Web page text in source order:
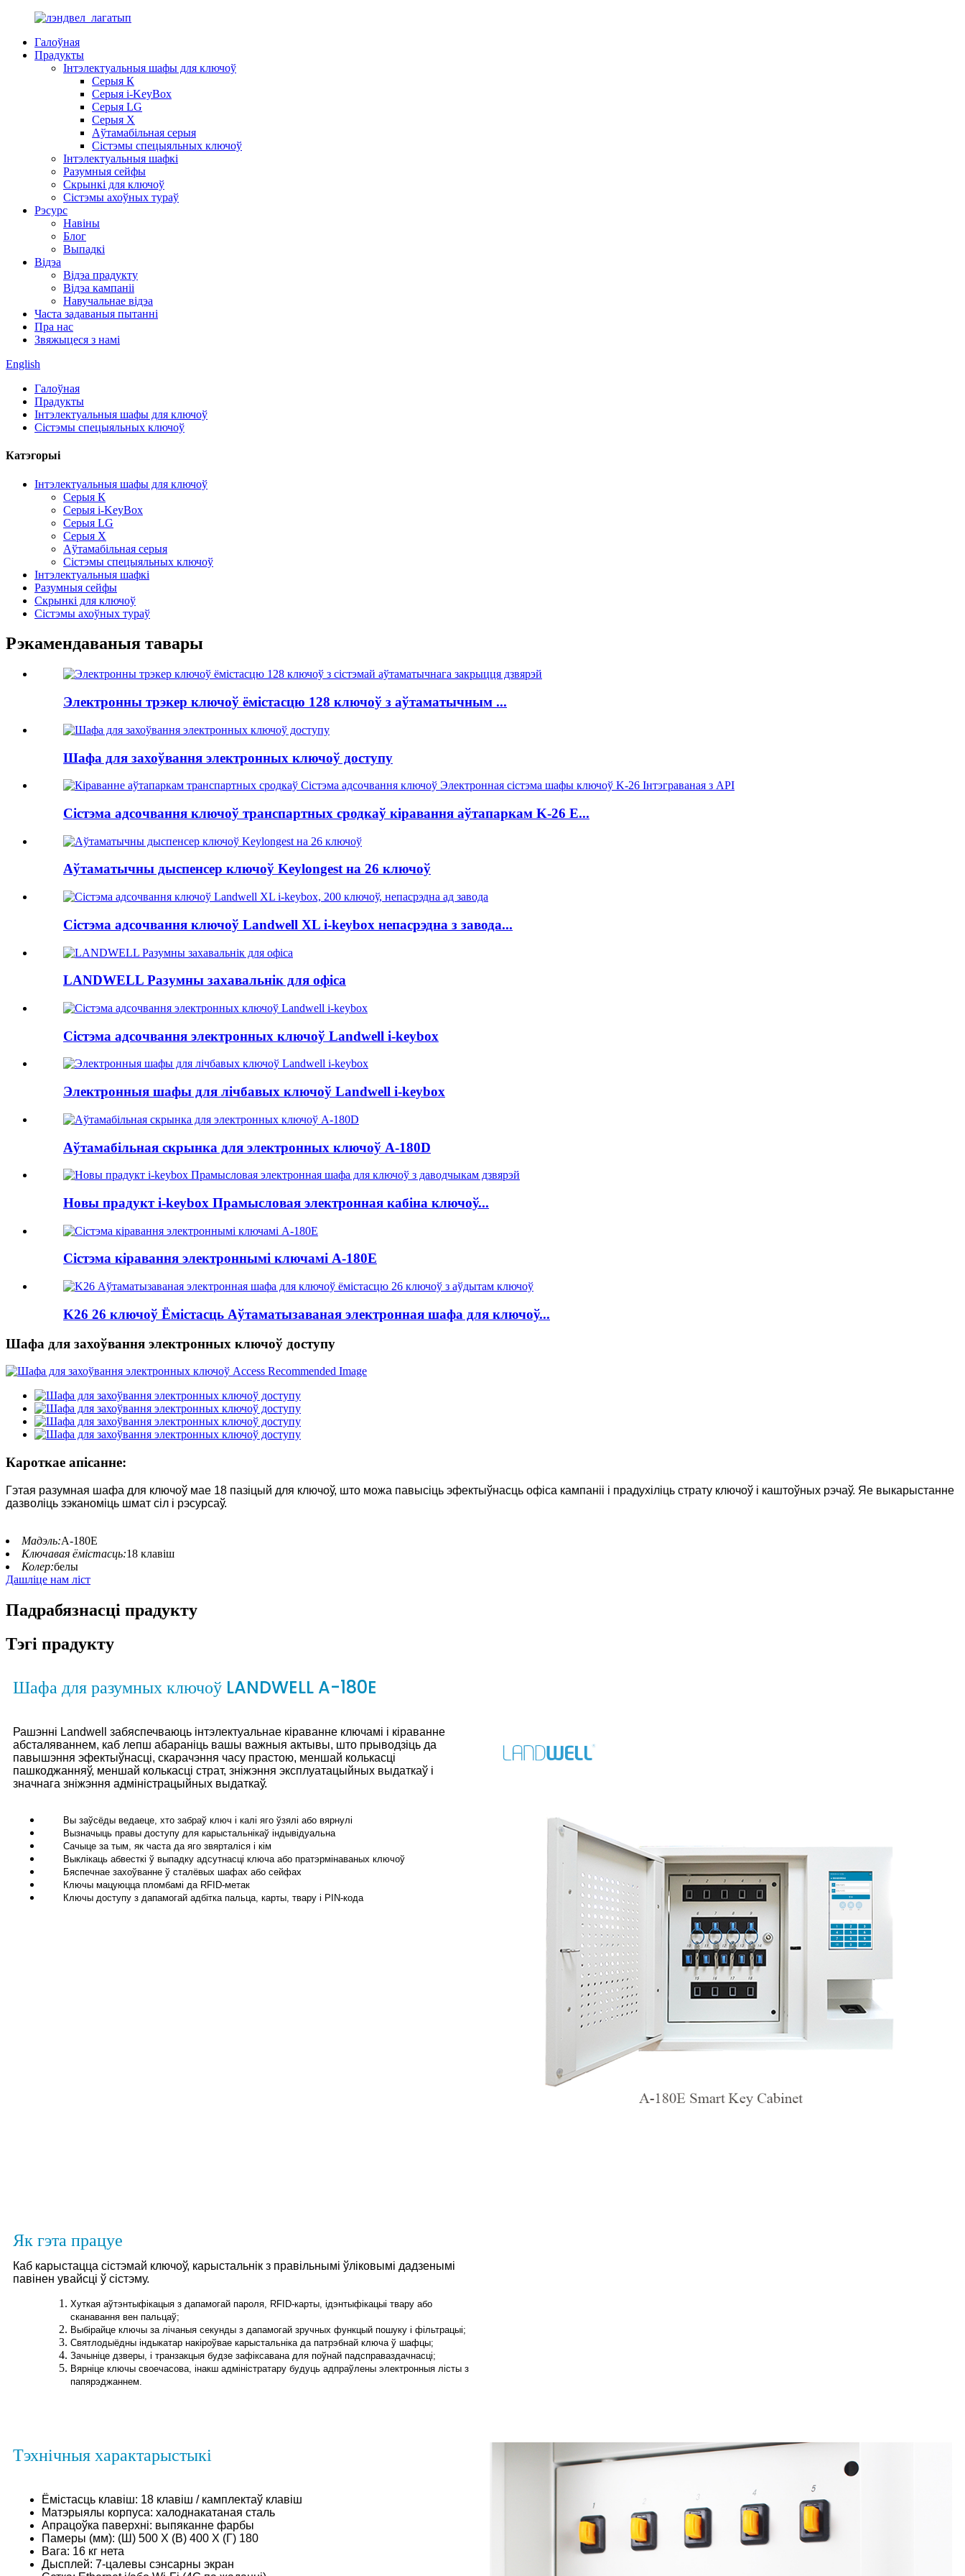
Галоўная
Прадукты
Інтэлектуальныя шафы для ключоў
Серыя К
Серыя i-KeyBox
Серыя LG
Серыя X
Аўтамабільная серыя
Сістэмы спецыяльных ключоў
Інтэлектуальныя шафкі
Разумныя сейфы
Скрынкі для ключоў
Сістэмы ахоўных тураў
Рэсурс
Навіны
Блог
Выпадкі
Відэа
Відэа прадукту
Відэа кампаніі
Навучальнае відэа
Часта задаваныя пытанні
Пра нас
Звяжыцеся з намі
English
Галоўная
Прадукты
Інтэлектуальныя шафы для ключоў
Сістэмы спецыяльных ключоў
Катэгорыі
Інтэлектуальныя шафы для ключоў
Серыя К
Серыя i-KeyBox
Серыя LG
Серыя X
Аўтамабільная серыя
Сістэмы спецыяльных ключоў
Інтэлектуальныя шафкі
Разумныя сейфы
Скрынкі для ключоў
Сістэмы ахоўных тураў
Рэкамендаваныя тавары
Электронны трэкер ключоў ёмістасцю 128 ключоў з аўтаматычным ...
Шафа для захоўвання электронных ключоў доступу
Сістэма адсочвання ключоў транспартных сродкаў кіравання аўтапаркам K-26 E...
Аўтаматычны дыспенсер ключоў Keylongest на 26 ключоў
Сістэма адсочвання ключоў Landwell XL i-keybox непасрэдна з завода...
LANDWELL Разумны захавальнік для офіса
Сістэма адсочвання электронных ключоў Landwell i-keybox
Электронныя шафы для лічбавых ключоў Landwell i-keybox
Аўтамабільная скрынка для электронных ключоў A-180D
Новы прадукт i-keybox Прамысловая электронная кабіна ключоў...
Сістэма кіравання электроннымі ключамі A-180E
K26 26 ключоў Ёмістасць Аўтаматызаваная электронная шафа для ключоў...
Шафа для захоўвання электронных ключоў доступу
Кароткае апісанне:
Гэтая разумная шафа для ключоў мае 18 пазіцый для ключоў, што можа павысіць эфектыўнасць офіса кампаніі і прадухіліць страту ключоў і каштоўных рэчаў. Яе выкарыстанне
дазволіць зэканоміць шмат сіл і рэсурсаў.
Мадэль:А-180Е
Ключавая ёмістасць:18 клавіш
Колер:белы
Дашліце нам ліст
Падрабязнасці прадукту
Тэгі прадукту
Шафа для разумных ключоў LANDWELL A-180E
Рашэнні Landwell забяспечваюць інтэлектуальнае кіраванне ключамі і кіраванне
абсталяваннем, каб лепш абараніць вашы важныя актывы, што прыводзіць да
павышэння эфектыўнасці, скарачэння часу прастою, меншай колькасці
пашкоджанняў, меншай колькасці страт, зніжэння эксплуатацыйных выдаткаў і
значнага зніжэння адміністрацыйных выдаткаў.
Вы заўсёды ведаеце, хто забраў ключ і калі яго ўзялі або вярнулі
Вызначыць правы доступу для карыстальнікаў індывідуальна
Сачыце за тым, як часта да яго звярталіся і кім
Выклікаць абвесткі ў выпадку адсутнасці ключа або пратэрмінаваных ключоў
Бяспечнае захоўванне ў сталёвых шафах або сейфах
Ключы мацуюцца пломбамі да RFID-метак
Ключы доступу з дапамогай адбітка пальца, карты, твару і PIN-кода
Як гэта працуе
Каб карыстацца сістэмай ключоў, карыстальнік з правільнымі ўліковымі дадзенымі
павінен увайсці ў сістэму.
Хуткая аўтэнтыфікацыя з дапамогай пароля, RFID-карты, ідэнтыфікацыі твару або
сканавання вен пальцаў;
Выбірайце ключы за лічаныя секунды з дапамогай зручных функцый пошуку і фільтрацыі;
Святлодыёдны індыкатар накіроўвае карыстальніка да патрэбнай ключа ў шафцы;
Зачыніце дзверы, і транзакцыя будзе зафіксавана для поўнай падсправаздачнасці;
Вярніце ключы своечасова, інакш адміністратару будуць адпраўлены электронныя лісты з
папярэджаннем.
Тэхнічныя характарыстыкі
Ёмістасць клавіш: 18 клавіш / камплектаў клавіш
Матэрыялы корпуса: халоднакатаная сталь
Апрацоўка паверхні: выпяканне фарбы
Памеры (мм): (Ш) 500 X (В) 400 X (Г) 180
Вага: 16 кг нета
Дысплей: 7-цалевы сэнсарны экран